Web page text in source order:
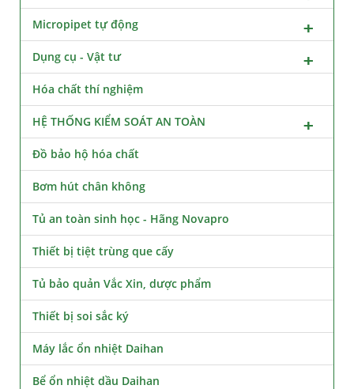
Micropipet tự động
Dụng cụ - Vật tư
Hóa chất thí nghiệm
HỆ THỐNG KIỂM SOÁT AN TOÀN
Đồ bảo hộ hóa chất
Bơm hút chân không
Tủ an toàn sinh học - Hãng Novapro
Thiết bị tiệt trùng que cấy
Tủ bảo quản Vắc Xin, dược phẩm
Thiết bị soi sắc ký
Máy lắc ổn nhiệt Daihan
Bể ổn nhiệt dầu Daihan